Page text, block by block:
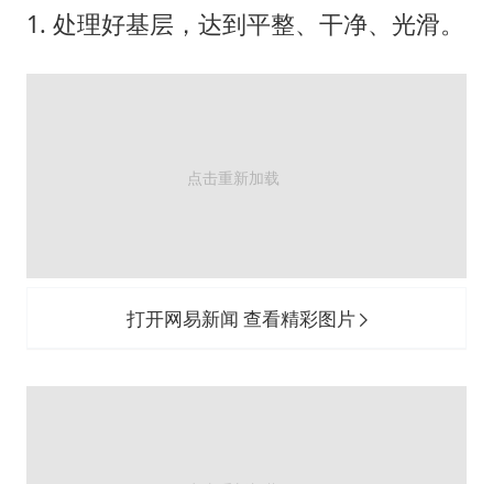
1. 处理好基层，达到平整、干净、光滑。
打开网易新闻 查看精彩图片